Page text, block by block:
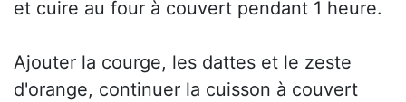
et cuire au four à couvert pendant 1 heure.
Ajouter la courge, les dattes et le zeste
d'orange, continuer la cuisson à couvert